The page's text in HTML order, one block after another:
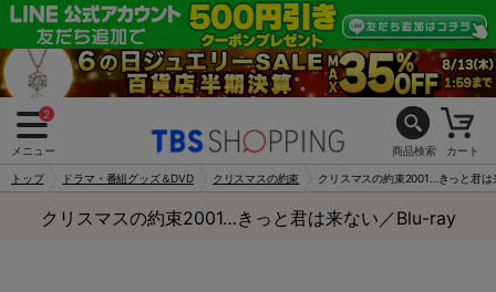
2
メニュー 商品検索 カート
トップ ドラマ・番組グッズ＆DVD クリスマスの約束 クリスマスの約束2001…きっと君
クリスマスの約束2001…きっと君は来ない／Blu-ray